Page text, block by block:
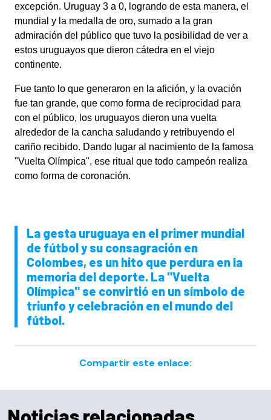
excepción. Uruguay 3 a 0, logrando de esta manera, el
mundial y la medalla de oro, sumado a la gran
admiración del público que tuvo la posibilidad de ver a
estos uruguayos que dieron cátedra en el viejo
continente.
Fue tanto lo que generaron en la afición, y la ovación
fue tan grande, que como forma de reciprocidad para
con el público, los uruguayos dieron una vuelta
alrededor de la cancha saludando y retribuyendo el
cariño recibido. Dando lugar al nacimiento de la famosa
"Vuelta Olímpica", ese ritual que todo campeón realiza
como forma de coronación.
La gesta uruguaya en el primer mundial
de fútbol y su consagración en
Colombes, es un hito que perdura en la
memoria del deporte. La "Vuelta
Olímpica" se convirtió en un símbolo de
triunfo y celebración en el mundo del
fútbol.
Compartir este enlace: